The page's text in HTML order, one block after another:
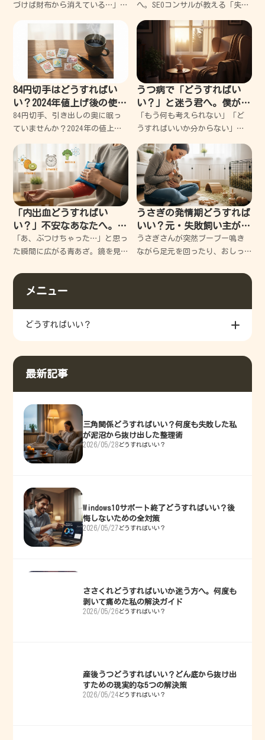
貯めた3つのコツ
づけば財布から消えている…」そ
私も、過去に何度も挫折しては
「自分には根性がないんだ」と
落ち込んできた一人です。で
も、あるとき視点を変えただけ
処ガイド
へ。SEOコンサルが教える「失敗
「40.0」という数字が出た瞬
間、頭が真っ白になって心臓が
バクバクしますよね。 私も過去
に一人暮らしで
84円切手はどうすればい
い？2024年値上げ後の使い
道を失敗から学ぶ解決ガイ
ド
84円切手、引き出しの奥に眠っ
ていませんか？2024年の値上げ
になりますよね。でも大丈夫、
私もかつて古い切手を使いそび
れて大失敗した経験があります
が、実は賢い使い道がたくさ
うつ病で「どうすればい
い？」と迷う君へ。僕が失
敗から学んだ心の休ませ方
「もう何も考えられない」「ど
うすればいいか分からない」
るあなたへ。今のあなたは、決
してダメな人間ではありませ
ん。ただ少し、心がガス欠を起
こしてしまっただけなんです。
僕も何度
「内出血どうすればい
い？」不安なあなたへ。す
ぐできる応急処置と早く治
すコツを徹底解説
「あ、ぶつけちゃった…」と思っ
た瞬間に広がる青あざ。鏡を見
るのか不安になりますよね。 で
も安心してください。今からお
うさぎの発情期どうすれば
いい？元・失敗飼い主が教
える、愛兎と穏やかに過ご
す3つの秘訣
うさぎさんが突然ブーブー鳴き
ながら足元を回ったり、おしっ
メニュー
どうすればいい？
最新記事
三角関係どうすればいい？何度も失敗した私
が泥沼から抜け出した整理術
2026/05/28どうすればいい？
Windows10サポート終了どうすればいい？後
悔しないための全対策
2026/05/27 どうすればいい？
ささくれどうすればいいか迷う方へ。何度も
剥いて痛めた私の解決ガイド
2026/05/26どうすればいい？
産後うつどうすればいい？どん底から抜け出
すための現実的な5つの解決策
2026/05/24どうすればいい？